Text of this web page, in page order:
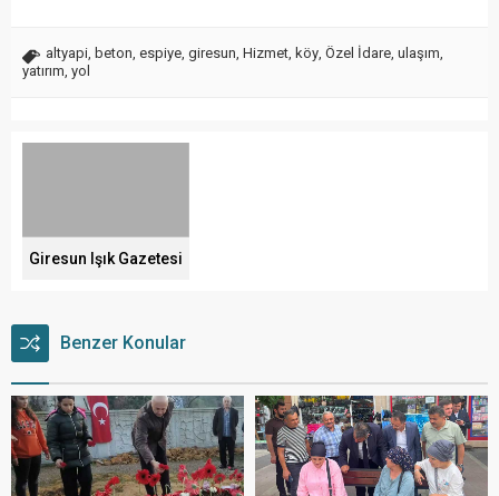
altyapi, beton, espiye, giresun, Hizmet, köy, Özel İdare, ulaşım,
yatırım, yol
Giresun Işık Gazetesi
Benzer Konular